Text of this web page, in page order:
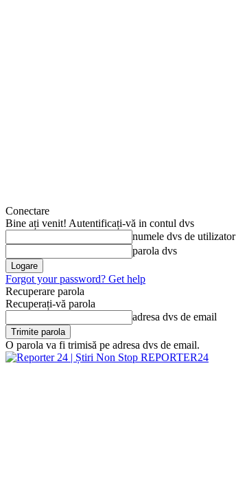
Conectare
Bine ați venit! Autentificați-vă in contul dvs
numele dvs de utilizator
parola dvs
Forgot your password? Get help
Recuperare parola
Recuperați-vă parola
adresa dvs de email
O parola va fi trimisă pe adresa dvs de email.
REPORTER24